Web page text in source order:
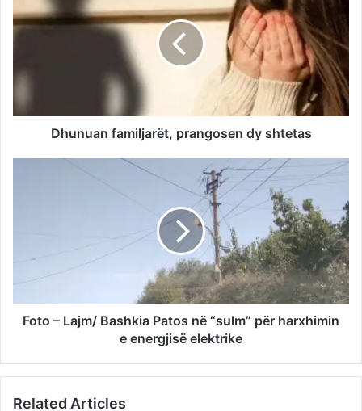
Dhunuan familjarët, prangosen dy shtetas
Foto – Lajm/ Bashkia Patos në “sulm” për harxhimin
e energjisë elektrike
Related Articles